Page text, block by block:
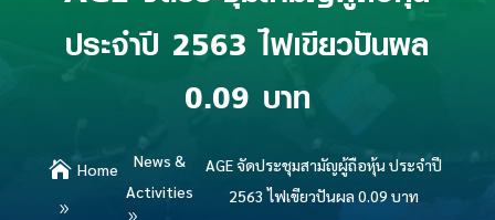
ประจำปี 2563 ไฟเขียวปันผล
0.09 บาท
 Home
News &
Activities
AGE จัดประชุมสามัญผู้ถือหุ้น ประจำปี
2563 ไฟเขียวปันผล 0.09 บาท